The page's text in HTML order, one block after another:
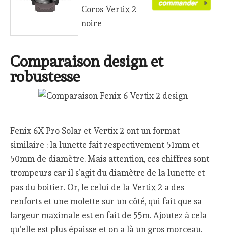
Coros Vertix 2
noire
Comparaison design et
robustesse
Fenix 6X Pro Solar et Vertix 2 ont un format
similaire : la lunette fait respectivement 51mm et
50mm de diamètre. Mais attention, ces chiffres sont
trompeurs car il s’agit du diamètre de la lunette et
pas du boitier. Or, le celui de la Vertix 2 a des
renforts et une molette sur un côté, qui fait que sa
largeur maximale est en fait de 55m. Ajoutez à cela
qu’elle est plus épaisse et on a là un gros morceau.